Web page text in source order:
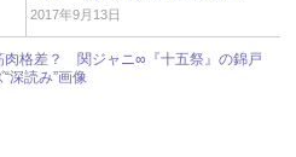
評……
2017年9月13日
肉格差？ 関ジャニ∞『十五祭』の錦戸
深読み”画像